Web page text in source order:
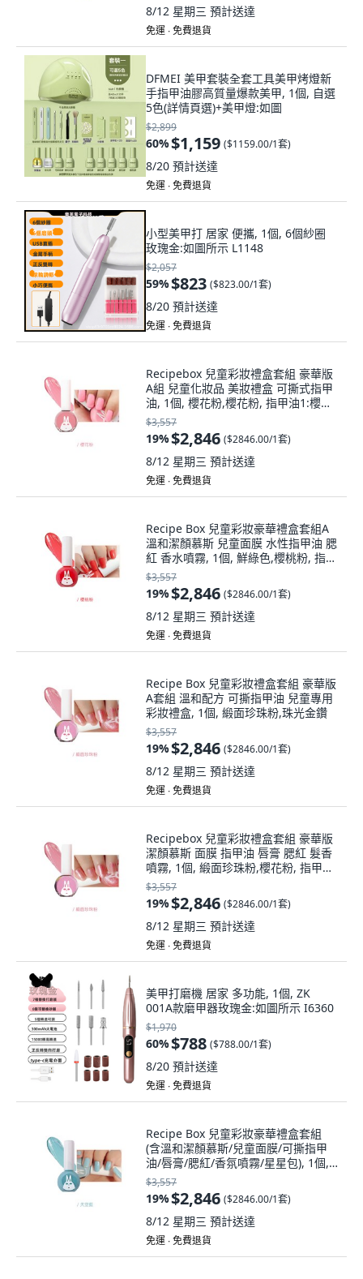
8/12 星期三 預計送達
免運 ∙ 免費退貨
DFMEI 美甲套裝全套工具美甲烤燈新
手指甲油膠高質量爆款美甲, 1個, 自選
5色(詳情頁選)+美甲燈:如圖
$2,899
60%$1,159 ($1159.00/1套)
8/20 預計送達
免運 ∙ 免費退貨
小型美甲打 居家 便攜, 1個, 6個紗圈
玫瑰金:如圖所示 L1148
$2,057
59%$823 ($823.00/1套)
8/20 預計送達
免運 ∙ 免費退貨
Recipebox 兒童彩妝禮盒套組 豪華版
A組 兒童化妝品 美妝禮盒 可撕式指甲
油, 1個, 櫻花粉,櫻花粉, 指甲油1:櫻花
粉
$3,557
19%$2,846 ($2846.00/1套)
8/12 星期三 預計送達
免運 ∙ 免費退貨
Recipe Box 兒童彩妝豪華禮盒套組A
溫和潔顏慕斯 兒童面膜 水性指甲油 腮
紅 香水噴霧, 1個, 鮮綠色,櫻桃粉, 指甲
油1:櫻桃粉
$3,557
19%$2,846 ($2846.00/1套)
8/12 星期三 預計送達
免運 ∙ 免費退貨
Recipe Box 兒童彩妝禮盒套組 豪華版
A套組 溫和配方 可撕指甲油 兒童專用
彩妝禮盒, 1個, 緞面珍珠粉,珠光金鑽
$3,557
19%$2,846 ($2846.00/1套)
8/12 星期三 預計送達
免運 ∙ 免費退貨
Recipebox 兒童彩妝禮盒套組 豪華版
潔顏慕斯 面膜 指甲油 唇膏 腮紅 髮香
噴霧, 1個, 緞面珍珠粉,櫻花粉, 指甲油
1:櫻花粉
$3,557
19%$2,846 ($2846.00/1套)
8/12 星期三 預計送達
免運 ∙ 免費退貨
美甲打磨機 居家 多功能, 1個, ZK
001A款磨甲器玫瑰金:如圖所示 I6360
$1,970
60%$788 ($788.00/1套)
8/20 預計送達
免運 ∙ 免費退貨
Recipe Box 兒童彩妝豪華禮盒套組
(含溫和潔顏慕斯/兒童面膜/可撕指甲
油/唇膏/腮紅/香氛噴霧/星星包), 1個,
鮮綠色,天空藍, 指甲油1:天空藍
$3,557
19%$2,846 ($2846.00/1套)
8/12 星期三 預計送達
免運 ∙ 免費退貨